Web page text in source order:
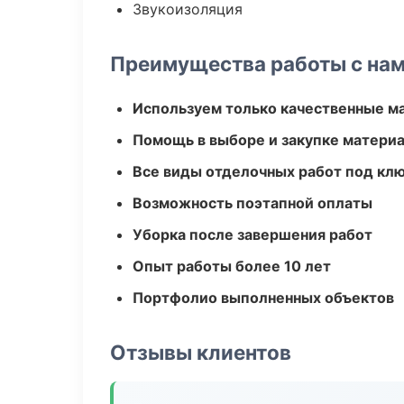
Звукоизоляция
Преимущества работы с
Используем только качественные
Помощь в выборе и закупке
Все виды отделочных работ под
Возможность поэтапной оплаты
Уборка после завершения работ
Опыт работы более 10 лет
Портфолио выполненных объектов
Отзывы клиентов